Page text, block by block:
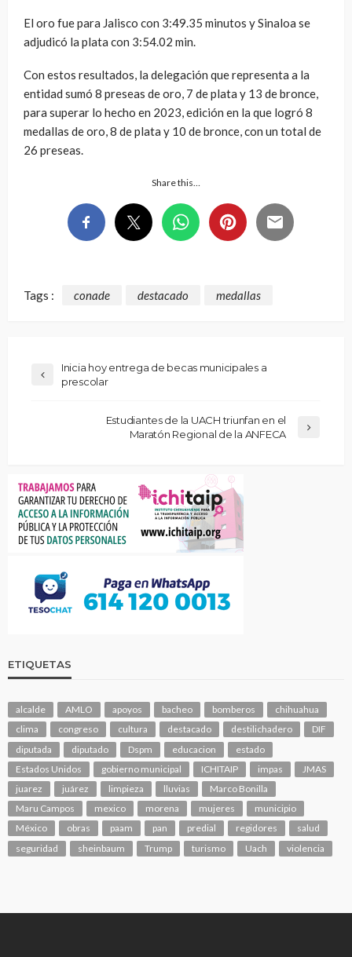
El oro fue para Jalisco con 3:49.35 minutos y Sinaloa se
adjudicó la plata con 3:54.02 min.
Con estos resultados, la delegación que representa a la
entidad sumó 8 preseas de oro, 7 de plata y 13 de bronce,
para superar lo hecho en 2023, edición en la que logró 8
medallas de oro, 8 de plata y 10 de bronce, con un total de
26 preseas.
Share this…
Tags : conade destacado medallas
Inicia hoy entrega de becas municipales a
prescolar
Estudiantes de la UACH triunfan en el
Maratón Regional de la ANFECA
ETIQUETAS
alcalde AMLO apoyos bacheo bomberos
chihuahua
clima
congreso cultura destacado destilichadero
DIF
diputada
diputado Dspm educacion
estado
Estados Unidos
gobierno municipal ICHITAIP impas
JMAS
juarez
juárez limpieza lluvias
Marco Bonilla
Maru Campos
mexico morena mujeres
municipio
México
obras paam pan predial regidores
salud
seguridad
sheinbaum Trump turismo Uach violencia